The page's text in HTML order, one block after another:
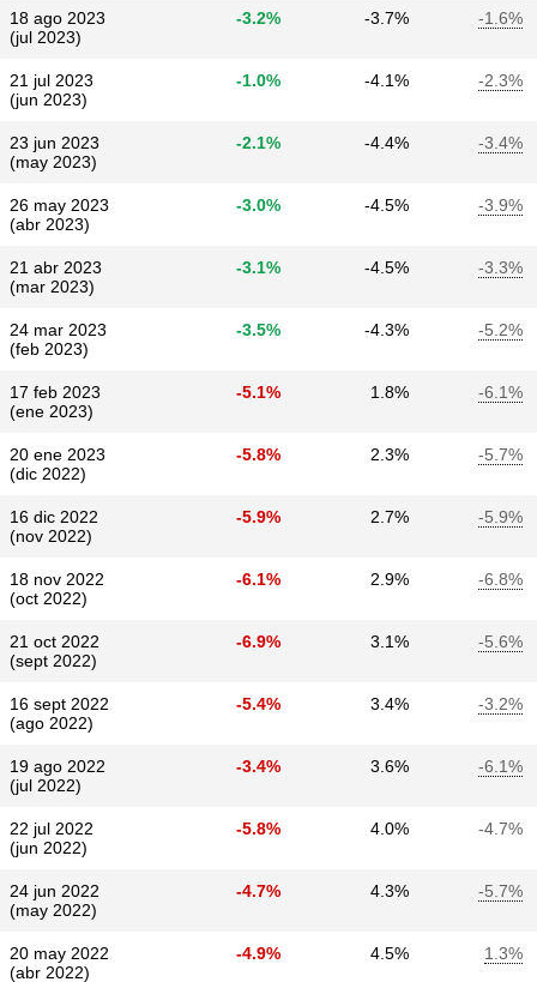
18 ago 2023
(jul 2023)
-3.2% -3.7% -1.6%
21 jul 2023
(jun 2023)
-1.0% -4.1% -2.3%
23 jun 2023
(may 2023)
-2.1% -4.4% -3.4%
26 may 2023
(abr 2023)
-3.0% -4.5% -3.9%
21 abr 2023
(mar 2023)
-3.1% -4.5% -3.3%
24 mar 2023
(feb 2023)
-3.5% -4.3% -5.2%
17 feb 2023
(ene 2023)
-5.1% 1.8% -6.1%
20 ene 2023
(dic 2022)
-5.8% 2.3% -5.7%
16 dic 2022
(nov 2022)
-5.9% 2.7% -5.9%
18 nov 2022
(oct 2022)
-6.1% 2.9% -6.8%
21 oct 2022
(sept 2022)
-6.9% 3.1% -5.6%
16 sept 2022
(ago 2022)
-5.4% 3.4% -3.2%
19 ago 2022
(jul 2022)
-3.4% 3.6% -6.1%
22 jul 2022
(jun 2022)
-5.8% 4.0% -4.7%
24 jun 2022
(may 2022)
-4.7% 4.3% -5.7%
20 may 2022
(abr 2022)
-4.9% 4.5% 1.3%